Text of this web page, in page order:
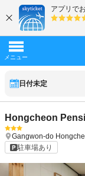
日付未定
Hongcheon
Gangwon-do
駐車場あり